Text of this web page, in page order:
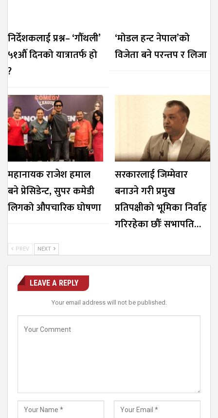
निर्देशकलाई प्रश्न– ‘गौँथली’
५१औँ दिनको यात्रातर्फ हो
?
‘मोडल हन्ट नेपाल’को
विजेता बने परन्तप र लिजा
महानायक राजेश हमाल
बने प्रेसिडेन्ट, सुपर कमेडी
लिगको औपचारिक घोषणा
सरकारलाई जिम्मेवार
बनाउने गरी प्रमुख
प्रतिपक्षीको भूमिका निर्वाह
गरिरहेका छौँः सभापति…
PREV NEXT
LEAVE A REPLY
Your email address will not be published.